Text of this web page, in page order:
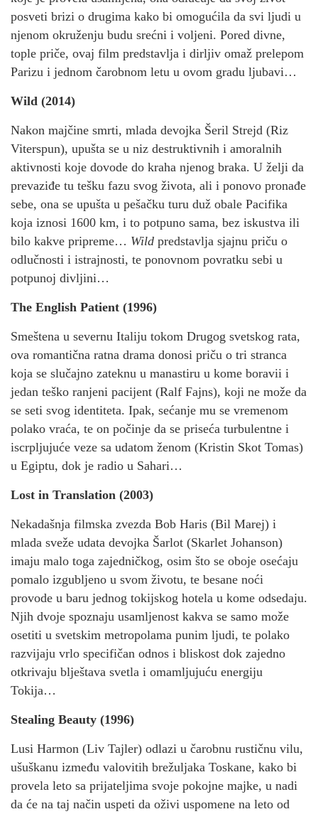
posveti brizi o drugima kako bi omogućila da svi ljudi u
njenom okruženju budu srećni i voljeni. Pored divne,
tople priče, ovaj film predstavlja i dirljiv omaž prelepom
Parizu i jednom čarobnom letu u ovom gradu ljubavi…
Wild (2014)
Nakon majčine smrti, mlada devojka Šeril Strejd (Riz
Viterspun), upušta se u niz destruktivnih i amoralnih
aktivnosti koje dovode do kraha njenog braka. U želji da
prevaziđe tu tešku fazu svog života, ali i ponovo pronađe
sebe, ona se upušta u pešačku turu duž obale Pacifika
koja iznosi 1600 km, i to potpuno sama, bez iskustva ili
bilo kakve pripreme… Wild predstavlja sjajnu priču o
odlučnosti i istrajnosti, te ponovnom povratku sebi u
potpunoj divljini…
The English Patient (1996)
Smeštena u severnu Italiju tokom Drugog svetskog rata,
ova romantična ratna drama donosi priču o tri stranca
koja se slučajno zateknu u manastiru u kome boravii i
jedan teško ranjeni pacijent (Ralf Fajns), koji ne može da
se seti svog identiteta. Ipak, sećanje mu se vremenom
polako vraća, te on počinje da se priseća turbulentne i
iscrpljujuće veze sa udatom ženom (Kristin Skot Tomas)
u Egiptu, dok je radio u Sahari…
Lost in Translation (2003)
Nekadašnja filmska zvezda Bob Haris (Bil Marej) i
mlada sveže udata devojka Šarlot (Skarlet Johanson)
imaju malo toga zajedničkog, osim što se oboje osećaju
pomalo izgubljeno u svom životu, te besane noći
provode u baru jednog tokijskog hotela u kome odsedaju.
Njih dvoje spoznaju usamljenost kakva se samo može
osetiti u svetskim metropolama punim ljudi, te polako
razvijaju vrlo specifičan odnos i bliskost dok zajedno
otkrivaju blještava svetla i omamljujuću energiju
Tokija…
Stealing Beauty (1996)
Lusi Harmon (Liv Tajler) odlazi u čarobnu rustičnu vilu,
ušuškanu između valovitih brežuljaka Toskane, kako bi
provela leto sa prijateljima svoje pokojne majke, u nadi
da će na taj način uspeti da oživi uspomene na leto od